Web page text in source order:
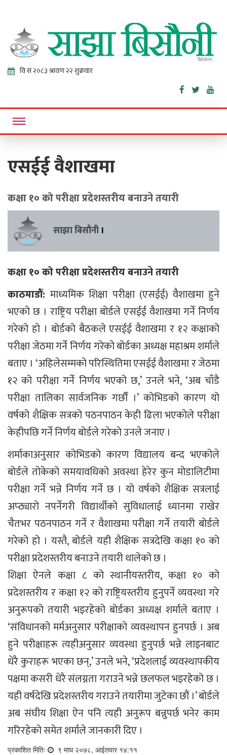
Sajha
Bisaunee
Online News Portal
एसईई वैशाखमा
कक्षा १० को परीक्षा प्रदेशस्तरीय बनाउने तयारी
साझा बिसौनी ।
कक्षा १० को परीक्षा प्रदेशस्तरीय बनाउने तयारी
काठमाडौं:माध्यमिक शिक्षा परीक्षा (एसईई) वैशाखमा हुने
भएको छ । राष्ट्रिय परीक्षा बोर्डले एसईई वैशाखमा गर्ने निर्णय
गरेको हो । बोर्डको बैठकले एसईई वैशाखमा र १२ कक्षाको
परीक्षा जेठमा गर्ने निर्णय गरेको बोर्डका अध्यक्ष महाश्रम शर्माले
बताए । ‘अहिलेसम्मको परिस्थितिमा एसईई वैशाखमा र जेठमा
१२ को परीक्षा गर्ने निर्णय भएको छ,’ उनले भने, ‘अब चाँडै
परीक्षा तालिका सार्वजनिक गर्छौं ।’ कोभिडको कारण यो
वर्षको शैक्षिक सत्रको पठनपाठन केही ढिला भएकोले परीक्षा
केहीपछि गर्ने निर्णय बोर्डले गरेको उनले जनाए ।
शर्माकाअनुसार कोभिडको कारण विद्यालय बन्द भएकोले
बोर्डले तोकेको समयावधिको अवस्था हेरेर कुन मोडालिटीमा
परीक्षा गर्ने भन्ने निर्णय गर्ने छ । यो वर्षको शैक्षिक सत्रलाई
अप्ठ्यारो नपर्नेगरी विद्यार्थीको सुविधालाई ध्यानमा राखेर
चैतभर पठनपाठन गर्ने र वैशाखमा परीक्षा गर्ने तयारी बोर्डले
गरेको हो । यस्तै, बोर्डले यही शैक्षिक सत्रदेखि कक्षा १० को
परीक्षा प्रदेशस्तरीय बनाउने तयारी थालेको छ ।
शिक्षा ऐनले कक्षा ८ को स्थानीयस्तरीय, कक्षा १० को
प्रदेशस्तरीय र कक्षा १२ को राष्ट्रियस्तरीय हुनुपर्ने व्यवस्था गरे
अनुरूपको तयारी भइरहेको बोर्डका अध्यक्ष शर्माले बताए ।
‘संविधानको मर्मअनुसार परीक्षाको व्यवस्थापन हुनपर्छ । अब
हुने परीक्षाहरू त्यहीअनुसार व्यवस्था हुनुपर्छ भन्ने लाइनबाट
धेरै कुराहरू भएका छन्,’ उनले भने, ‘प्रदेशलाई व्यवस्थापकीय
पक्षमा कसरी धेरै संलग्नता गराउने भन्ने छलफल भइरहेको छ ।
यही वर्षदेखि प्रदेशस्तरीय गराउने तयारीमा जुटेका छौं ।’ बोर्डले
अब संघीय शिक्षा ऐन पनि त्यही अनुरूप बन्नुपर्छ भनेर काम
गरिरहेको समेत शर्माले जानकारी दिए ।
प्रकाशित मितिः ९ माघ २०७८, आईतवार १४:११